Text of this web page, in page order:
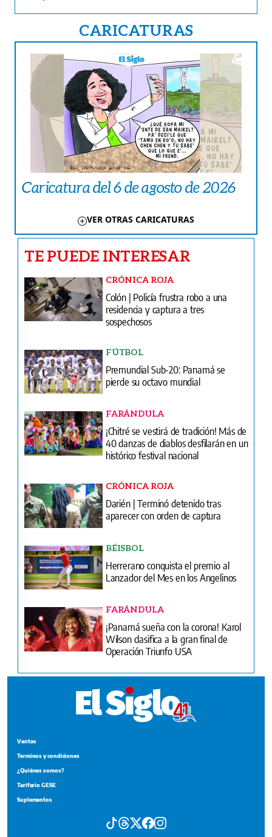
CARICATURAS
Caricatura del 6 de agosto de 2026
VER OTRAS CARICATURAS
TE PUEDE INTERESAR
CRÓNICA ROJA
Colón | Policía frustra robo a una
residencia y captura a tres
sospechosos
FÚTBOL
Premundial Sub-20: Panamá se
pierde su octavo mundial
FARÁNDULA
¡Chitré se vestirá de tradición! Más de
40 danzas de diablos desfilarán en un
histórico festival nacional
CRÓNICA ROJA
Darién | Terminó detenido tras
aparecer con orden de captura
BÉISBOL
Herrerano conquista el premio al
Lanzador del Mes en los Angelinos
FARÁNDULA
¡Panamá sueña con la corona! Karol
Wilson clasifica a la gran final de
Operación Triunfo USA
Ventas
Terminos y condiciones
¿Quiénes somos?
Tarifario GESE
Suplementos